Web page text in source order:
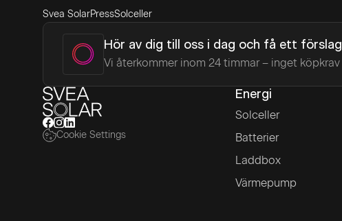
Svea SolarPressSolceller
Hör av dig till oss i dag och få ett förslag
Vi återkommer inom 24 timmar – inget köpkrav
Cookie Settings
Energi
Solceller
Batterier
Laddbox
Värmepump